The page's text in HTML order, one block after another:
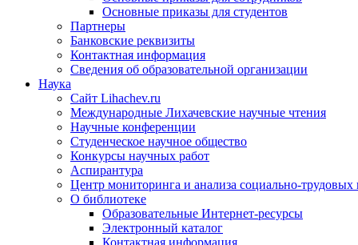
Основные приказы для студентов
Партнеры
Банковские реквизиты
Контактная информация
Сведения об образовательной организации
Наука
Сайт Lihachev.ru
Международные Лихачевские научные чтения
Научные конференции
Студенческое научное общество
Конкурсы научных работ
Аспирантура
Центр мониторинга и анализа социально-трудовых
О библиотеке
Образовательные Интернет-ресурсы
Электронный каталог
Контактная информация